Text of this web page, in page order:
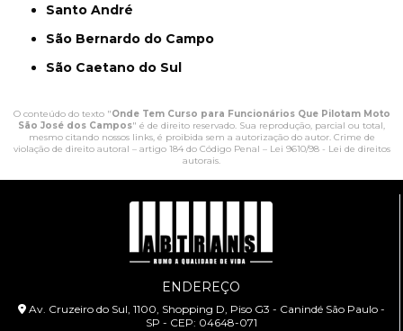
Santo André
São Bernardo do Campo
São Caetano do Sul
O conteúdo do texto "Onde Tem Curso para Funcionários Que Pilotam Moto
São José dos Campos" é de direito reservado. Sua reprodução, parcial ou total,
mesmo citando nossos links, é proibida sem a autorização do autor. Crime de
violação de direito autoral – artigo 184 do Código Penal – Lei 9610/98 - Lei de direitos
autorais.
ENDEREÇO
Av. Cruzeiro do Sul, 1100, Shopping D, Piso G3 - Canindé São Paulo -
SP - CEP: 04648-071